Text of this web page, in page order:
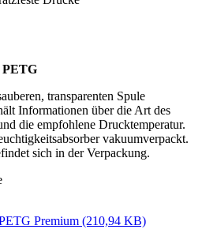
PETG
transparenten Spule
Informationen über die Art des
die empfohlene Drucktemperatur.
vakuumverpackt.
sich in der Verpackung.
Premium (210,94 KB)